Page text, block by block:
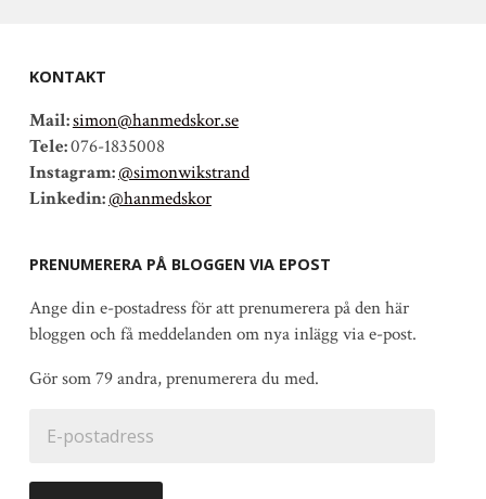
KONTAKT
Mail:simon@hanmedskor.se
Tele:076-1835008
Instagram:@simonwikstrand
Linkedin:@hanmedskor
PRENUMERERA PÅ BLOGGEN VIA EPOST
Ange din e-postadress för att prenumerera på den här
bloggen och få meddelanden om nya inlägg via e-post.
Gör som 79 andra, prenumerera du med.
postadress